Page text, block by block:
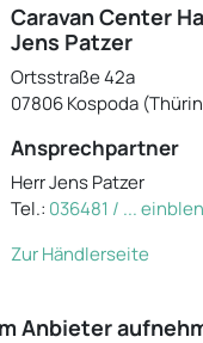
Caravan Center
Jens Patzer
Ortsstraße 42a
07806 Kospoda
Ansprechpartner
Herr Jens Patzer
Tel.: 036481 / ...
Zur Händlerseite
Anbieter